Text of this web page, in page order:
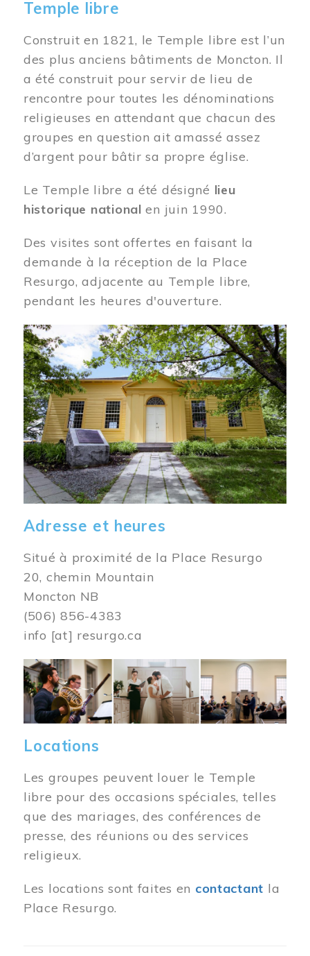
Temple libre
Construit en 1821, le Temple libre est l’un
des plus anciens bâtiments de Moncton. Il
a été construit pour servir de lieu de
rencontre pour toutes les dénominations
religieuses en attendant que chacun des
groupes en question ait amassé assez
d’argent pour bâtir sa propre église.
Le Temple libre a été désigné lieu
historique national en juin 1990.
Des visites sont offertes en faisant la
demande à la réception de la Place
Resurgo, adjacente au Temple libre,
pendant les heures d'ouverture.
Image
Adresse et heures
Situé à proximité de la Place Resurgo
20, chemin Mountain
Moncton NB
(506) 856-4383
info [at] resurgo.ca
Image
Locations
Les groupes peuvent louer le Temple
libre pour des occasions spéciales, telles
que des mariages, des conférences de
presse, des réunions ou des services
religieux.
Les locations sont faites en contactant la
Place Resurgo.